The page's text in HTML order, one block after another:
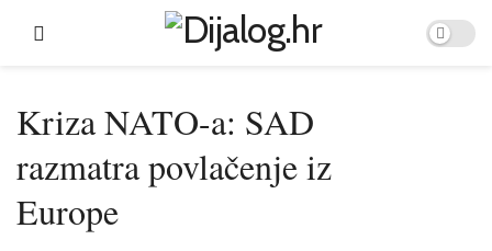
Kriza NATO-a: SAD
razmatra povlačenje iz
Europe